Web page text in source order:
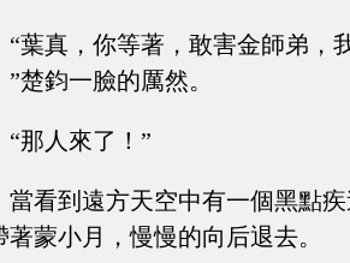
“葉真，你等著，敢害金師弟，
”楚鈞一臉的厲然。
“那人來了！”
當看到遠方天空中有一個黑點
著蒙小月，慢慢的向后退去。